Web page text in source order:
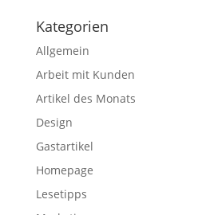
Kategorien
Allgemein
Arbeit mit Kunden
Artikel des Monats
Design
Gastartikel
Homepage
Lesetipps